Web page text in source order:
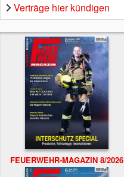
Verträge hier kündigen
FEUERWEHR-MAGAZIN 8/2026